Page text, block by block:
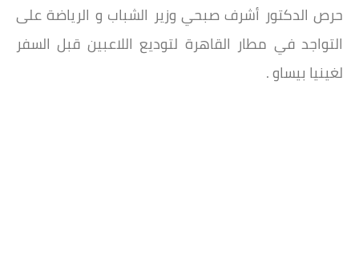
حرص الدكتور أشرف صبحي وزير الشباب و الرياضة على
التواجد في مطار القاهرة لتوديع اللاعبين قبل السفر
لغينيا بيساو .